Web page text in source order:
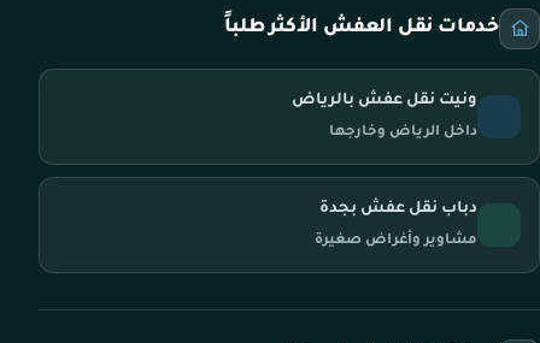
خدمات نقل العفش الأكثر طلباً
ونيت نقل عفش بالرياض
داخل الرياض وخارجها
دباب نقل عفش بجدة
مشاوير وأغراض صغيرة